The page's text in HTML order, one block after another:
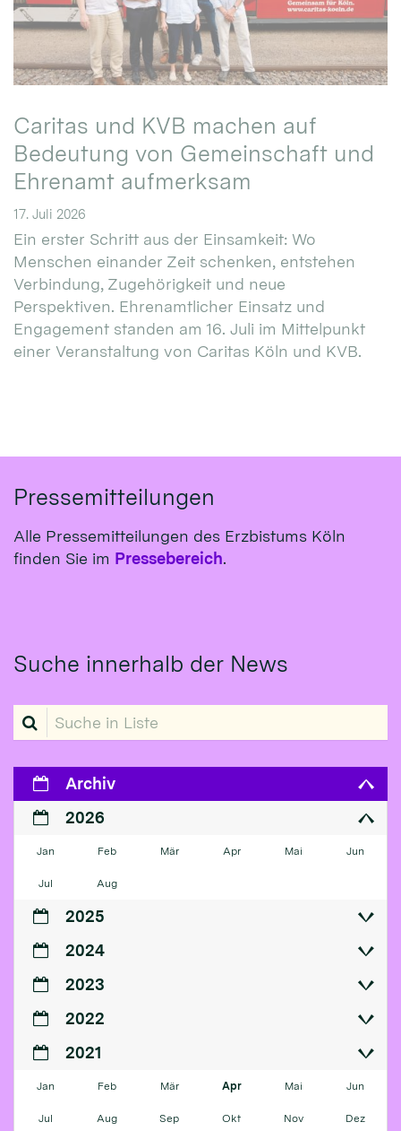
Caritas und KVB machen auf
Bedeutung von Gemeinschaft und
Ehrenamt aufmerksam
17. Juli 2026
Ein erster Schritt aus der Einsamkeit: Wo
Menschen einander Zeit schenken, entstehen
Verbindung, Zugehörigkeit und neue
Perspektiven. Ehrenamtlicher Einsatz und
Engagement standen am 16. Juli im Mittelpunkt
einer Veranstaltung von Caritas Köln und KVB.
Pressemitteilungen
Alle Pressemitteilungen des Erzbistums Köln
finden Sie im Pressebereich.
Suche innerhalb der News
Suche in Liste
Archiv
2026
Jan Feb Mär Apr Mai Jun
Jul Aug
2025
2024
2023
2022
2021
Jan Feb Mär Apr Mai Jun
Jul Aug Sep Okt Nov Dez